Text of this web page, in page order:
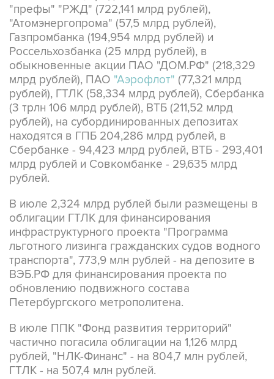
"префы" "РЖД" (722,141 млрд рублей),
"Атомэнергопрома" (57,5 млрд рублей),
Газпромбанка (194,954 млрд рублей) и
Россельхозбанка (25 млрд рублей), в
обыкновенные акции ПАО "ДОМ.РФ" (218,329
млрд рублей), ПАО "Аэрофлот" (77,321 млрд
рублей), ГТЛК (58,334 млрд рублей), Сбербанка
(3 трлн 106 млрд рублей), ВТБ (211,52 млрд
рублей), на субординированных депозитах
находятся в ГПБ 204,286 млрд рублей, в
Сбербанке - 94,423 млрд рублей, ВТБ - 293,401
млрд рублей и Совкомбанке - 29,635 млрд
рублей.
В июле 2,324 млрд рублей были размещены в
облигации ГТЛК для финансирования
инфраструктурного проекта "Программа
льготного лизинга гражданских судов водного
транспорта", 773,9 млн рублей - на депозите в
ВЭБ.РФ для финансирования проекта по
обновлению подвижного состава
Петербургского метрополитена.
В июле ППК "Фонд развития территорий"
частично погасила облигации на 1,126 млрд
рублей, "НЛК-Финанс" - на 804,7 млн рублей,
ГТЛК - на 507,4 млн рублей.